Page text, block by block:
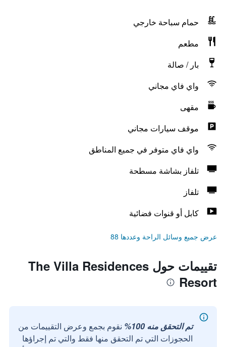
حمام سباحة خارجي
مطعم
بار / صالة
واي فاي مجاني
مقهى
موقف سيارات مجاني
واي فاي متوفر في جميع المناطق
تلفاز بشاشة مسطحة
تلفاز
كابل أو قنوات فضائية
عرض جميع وسائل الراحة وعددها 88
تقييمات حول The Villa Residences
Resort
تم التحقق منه 100%
نقوم بجمع وعرض التقييمات من
الحجوزات التي تم التحقق منها فقط والتي تم إجراؤها